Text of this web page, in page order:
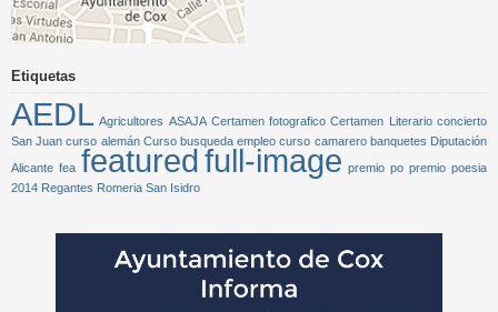
Etiquetas
AEDL Agricultores ASAJA Certamen fotografico Certamen Literario concierto
San Juan curso alemán Curso busqueda empleo curso camarero banquetes Diputación
Alicante fea featuredfull-image premio po premio poesia
2014 Regantes Romeria San Isidro